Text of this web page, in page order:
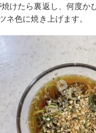
たら裏返し、何度か
ネ色に焼き上げます。